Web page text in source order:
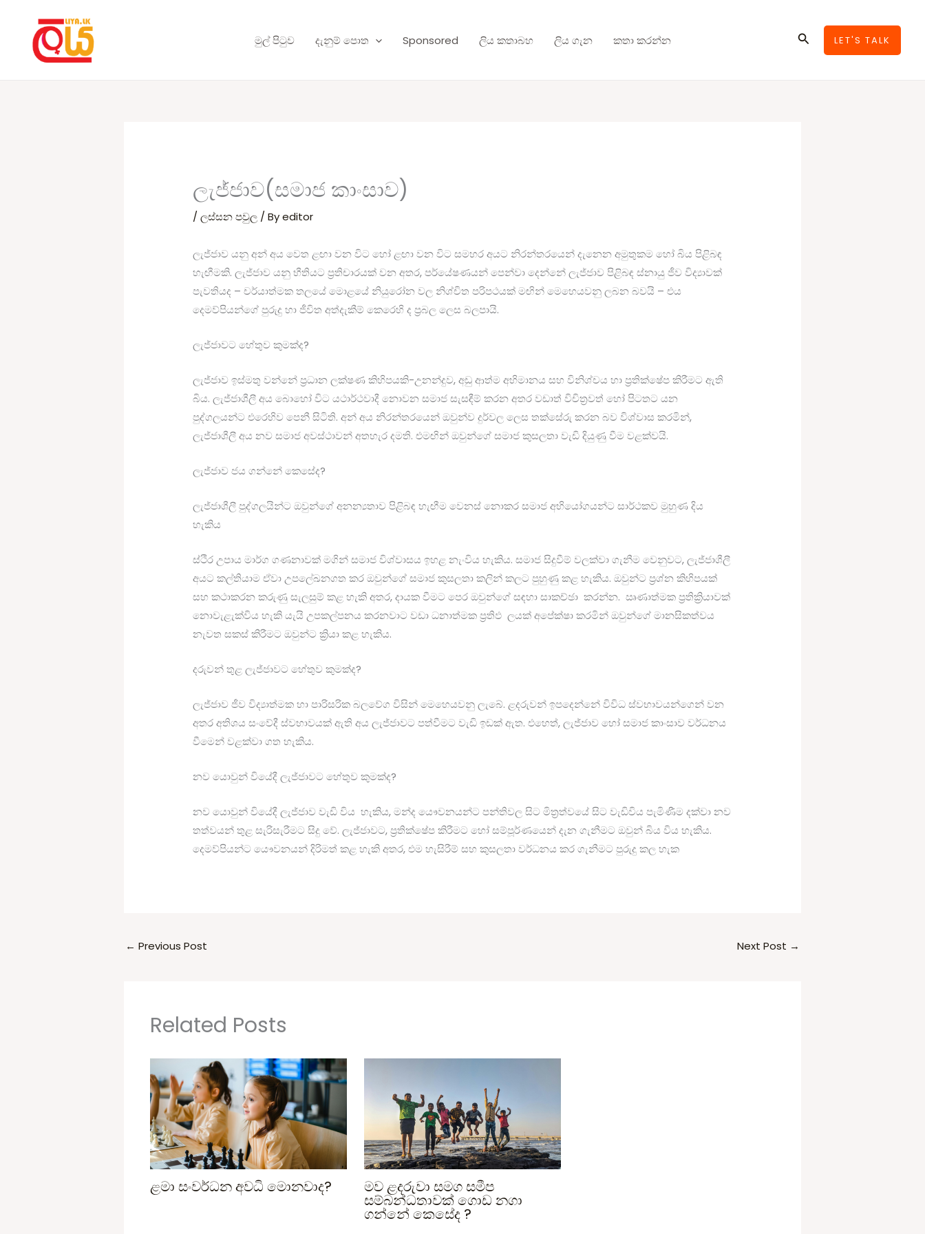
content
මුල් පිටුව දැනුම් පොත Sponsored ලිය කතාබහ ලිය ගැන කතා කරන්න SearchLET'S TALK
ලැජ්ජාව(සමාජ කාංසාව)
/ලස්සන පවුල / Byeditor
ලැජ්ජාව යනු අන් අය වෙත ළඟා වන විට හෝ ළඟා වන විට සමහර අයට නිරන්තරයෙන් දැනෙන අමුතුකම හෝ බිය පිළිබඳ
හැඟීමකි. ලැජ්ජාව යනු භීතියට ප්‍රතිචාරයක් වන අතර, පර්යේෂණයන් පෙන්වා දෙන්නේ ලැජ්ජාව පිළිබඳ ස්නායු ජීව විද්‍යාවක්
පැවතියද – චර්යාත්මක තලයේ මොළයේ නියුරෝන වල නිශ්චිත පරිපථයක් මඟින් මෙහෙයවනු ලබන බවයි – එය
දෙමව්පියන්ගේ පුරුදු හා ජීවිත අත්දැකීම් කෙරෙහි ද ප්‍රබල ලෙස බලපායි.
ලැජ්ජාවට හේතුව කුමක්ද?
ලැජ්ජාව ඉස්මතු වන්නේ ප්‍රධාන ලක්ෂණ කිහිපයකි-උනන්දුව, අඩු ආත්ම අභිමානය සහ විනිශ්චය හා ප්‍රතික්ෂේප කිරීමට ඇති
බිය. ලැජ්ජාශීලී අය බොහෝ විට යථාර්ථවාදී නොවන සමාජ සැසඳීම් කරන අතර වඩාත් විචිත්‍රවත් හෝ පිටතට යන
පුද්ගලයන්ට එරෙහිව පෙනී සිටිති. අන් අය නිරන්තරයෙන් ඔවුන්ව දුර්වල ලෙස තක්සේරු කරන බව විශ්වාස කරමින්,
ලැජ්ජාශීලී අය නව සමාජ අවස්ථාවන් අතහැර දමති. එමඟින් ඔවුන්ගේ සමාජ කුසලතා වැඩි දියුණු වීම වළක්වයි.
ලැජ්ජාව ජය ගන්නේ කෙසේද?
ලැජ්ජාශීලී පුද්ගලයින්ට ඔවුන්ගේ අනන්‍යතාව පිළිබඳ හැඟීම වෙනස් නොකර සමාජ අභියෝගයන්ට සාර්ථකව මුහුණ දිය
හැකිය
ස්ථිර උපාය මාර්ග ගණනාවක් මගින් සමාජ විශ්වාසය ඉහළ නැංවිය හැකිය. සමාජ සිදුවීම් වලක්වා ගැනීම වෙනුවට, ලැජ්ජාශීලී
අයට කල්තියාම ඒවා උපලේඛනගත කර ඔවුන්ගේ සමාජ කුසලතා කලින් කලට පුහුණු කළ හැකිය. ඔවුන්ට ප්‍රශ්න කිහිපයක්
සහ කථාකරන කරුණු සැලසුම් කළ හැකි අතර, දායක වීමට පෙර ඔවුන්ගේ සඳහා සාකච්ඡා කරන්න. ඍණාත්මක ප්‍රතික්‍රියාවක්
නොවැළැක්විය හැකි යැයි උපකල්පනය කරනවාට වඩා ධනාත්මක ප්‍රතිඵ ලයක් අපේක්ෂා කරමින් ඔවුන්ගේ මානසිකත්වය
නැවත සකස් කිරීමට ඔවුන්ට ක්‍රියා කළ හැකිය.
දරුවන් තුළ ලැජ්ජාවට හේතුව කුමක්ද?
ලැජ්ජාව ජීව විද්‍යාත්මක හා පාරිසරික බලවේග විසින් මෙහෙයවනු ලැබේ. ළදරුවන් ඉපදෙන්නේ විවිධ ස්වභාවයන්ගෙන් වන
අතර අතිශය සංවේදී ස්වභාවයක් ඇති අය ලැජ්ජාවට පත්වීමට වැඩි ඉඩක් ඇත. එහෙත්, ලැජ්ජාව හෝ සමාජ කාංසාව වර්ධනය
වීමෙන් වළක්වා ගත හැකිය.
නව යොවුන් වියේදී ලැජ්ජාවට හේතුව කුමක්ද?
නව යොවුන් වියේදී ලැජ්ජාව වැඩි විය හැකිය, මන්ද යෞවනයන්ට පන්තිවල සිට මිත්‍රත්වයේ සිට වැඩිවිය පැමිණීම දක්වා නව
තත්වයන් තුළ සැරිසැරීමට සිදු වේ. ලැජ්ජාවට, ප්‍රතික්ෂේප කිරීමට හෝ සම්පූර්ණයෙන් දැන ගැනීමට ඔවුන් බිය විය හැකිය.
දෙමව්පියන්ට යෞවනයන් දිරිමත් කළ හැකි අතර, එම හැසිරීම් සහ කුසලතා වර්ධනය කර ගැනීමට පුරුදු කල හැක
← Previous Post Next Post →
Related Posts
ළමා සංවර්ධන අවධි මොනවාද? මව ළදරුවා සමග සමීප
සම්බන්ධතාවක් ගොඩ නගා
ගන්නේ කෙසේද ?